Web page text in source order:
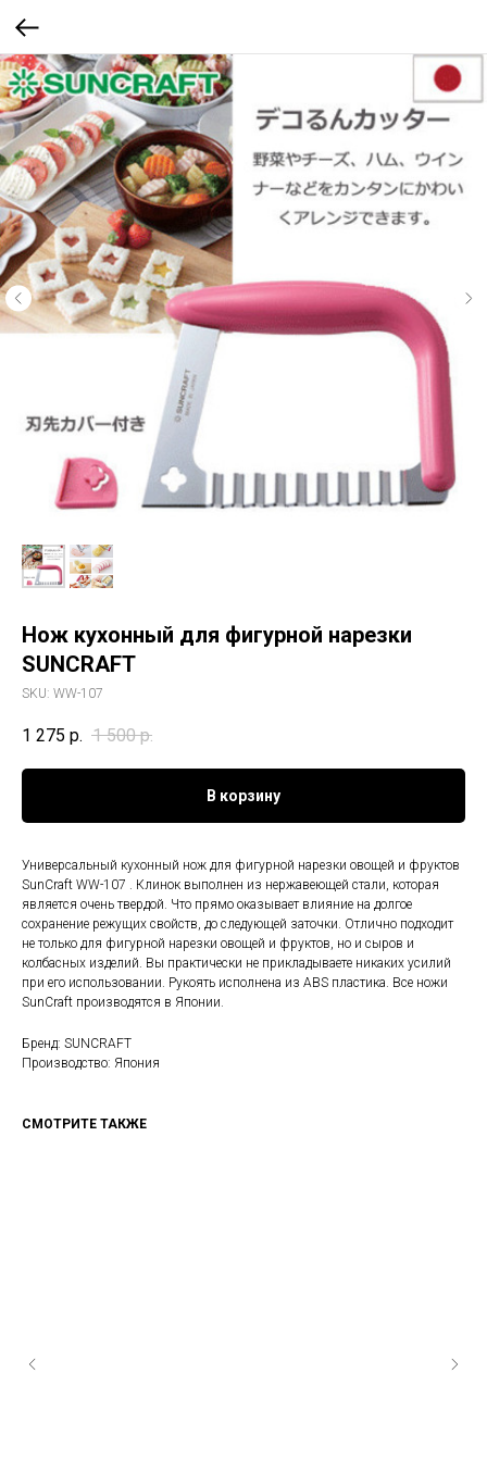
Нож кухонный для фигурной нарезки
SUNCRAFT
SKU: WW-107
1 275 р. 1 500 р.
В корзину
Универсальный кухонный нож для фигурной нарезки овощей и фруктов
SunCraft WW-107 . Клинок выполнен из нержавеющей стали, которая
является очень твердой. Что прямо оказывает влияние на долгое
сохранение режущих свойств, до следующей заточки. Отлично подходит
не только для фигурной нарезки овощей и фруктов, но и сыров и
колбасных изделий. Вы практически не прикладываете никаких усилий
при его использовании. Рукоять исполнена из ABS пластика. Все ножи
SunCraft производятся в Японии.
Бренд: SUNCRAFT
Производство: Япония
СМОТРИТЕ ТАКЖЕ